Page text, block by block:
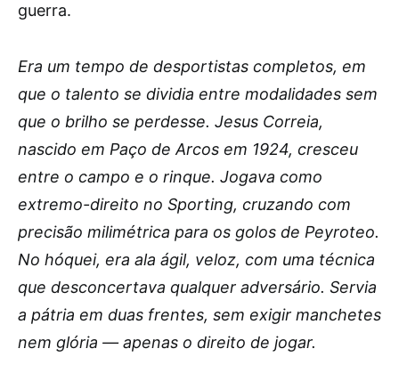
guerra.
Era um tempo de desportistas completos, em
que o talento se dividia entre modalidades sem
que o brilho se perdesse. Jesus Correia,
nascido em Paço de Arcos em 1924, cresceu
entre o campo e o rinque. Jogava como
extremo-direito no Sporting, cruzando com
precisão milimétrica para os golos de Peyroteo.
No hóquei, era ala ágil, veloz, com uma técnica
que desconcertava qualquer adversário. Servia
a pátria em duas frentes, sem exigir manchetes
nem glória — apenas o direito de jogar.